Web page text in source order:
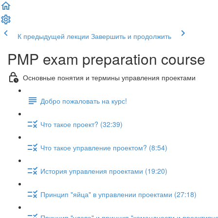
К предыдущей лекции Завершить и продолжить
PMP exam preparation course
Основные понятия и термины управления проектами
Добро пожаловать на курс!
Что такое проект? (32:39)
Что такое управление проектом? (8:54)
История управления проектами (19:20)
Принцип "яйца" в управлении проектами (27:18)